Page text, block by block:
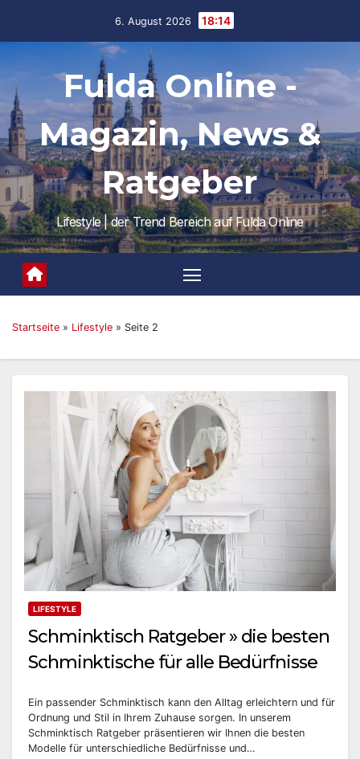
6. August 2026 18:14
Fulda Online -
Magazin, News &
Ratgeber
Lifestyle | der Trend Bereich auf Fulda Online
Startseite » Lifestyle » Seite 2
LIFESTYLE
Schminktisch Ratgeber » die besten
Schminktische für alle Bedürfnisse
Ein passender Schminktisch kann den Alltag erleichtern und für
Ordnung und Stil in Ihrem Zuhause sorgen. In unserem
Schminktisch Ratgeber präsentieren wir Ihnen die besten
Modelle für unterschiedliche Bedürfnisse und…